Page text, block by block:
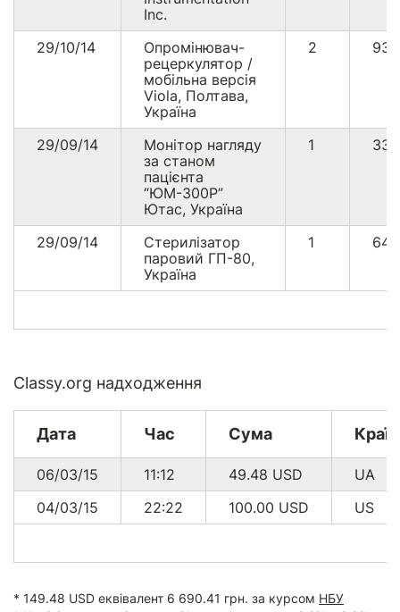
Inc.
29/10/14
Опромінювач-
рецеркулятор /
мобільна версія
Viola, Полтава,
Україна
2
29/09/14
Монітор нагляду
за станом
пацієнта
“ЮМ-300Р”
Ютас, Україна
1
29/09/14
Стерилізатор
паровий ГП-80,
Україна
1
Classy.org надходження
Дата Час Сума
06/03/15 11:12 49.48 USD
UA
04/03/15
22:22 100.00 USD US
* 149.48 USD еквівалент 6 690.41 грн. за курсом НБУ